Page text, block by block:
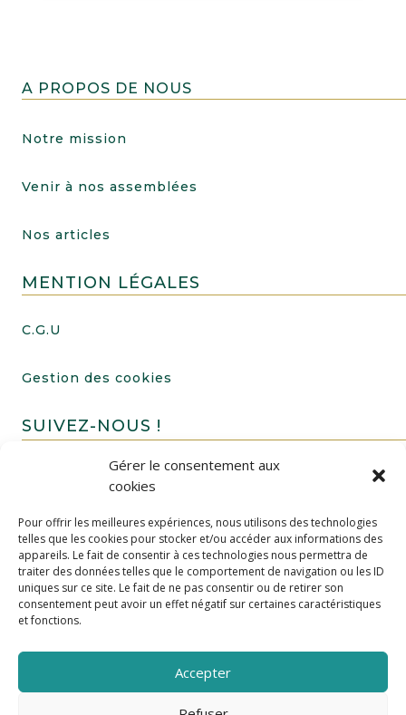
Gérer le consentement aux
cookies
Pour offrir les meilleures expériences, nous utilisons des technologies
telles que les cookies pour stocker et/ou accéder aux informations des
appareils. Le fait de consentir à ces technologies nous permettra de
traiter des données telles que le comportement de navigation ou les ID
uniques sur ce site. Le fait de ne pas consentir ou de retirer son
consentement peut avoir un effet négatif sur certaines caractéristiques
et fonctions.
Accepter
A PROPOS DE NOUS
Notre mission
Venir à nos assemblées
Nos articles
MENTION LÉGALES
C.G.U
Gestion des cookies
SUIVEZ-NOUS !
FAIRE UN DON